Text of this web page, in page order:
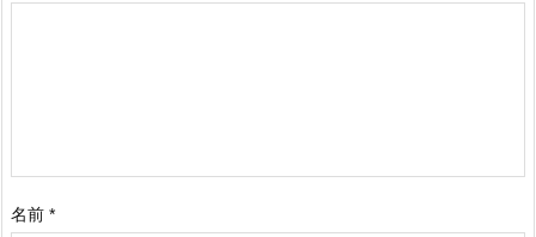
名前 *